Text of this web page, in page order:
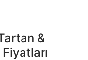
&